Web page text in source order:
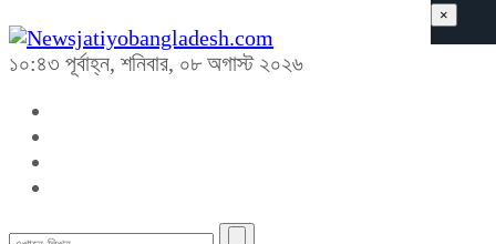
১০:৪৩ পূর্বাহ্ন, শনিবার, ০৮ অগাস্ট ২০২৬
×